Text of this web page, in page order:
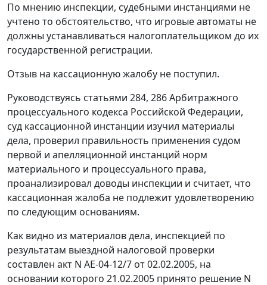
По мнению инспекции, судебными инстанциями не
учтено то обстоятельство, что игровые автоматы не
должны устанавливаться налогоплательщиком до их
государственной регистрации.
Отзыв на кассационную жалобу не поступил.
Руководствуясь статьями 284, 286Арбитражного
процессуального кодекса Российской Федерации,
суд кассационной инстанции изучил материалы
дела, проверил правильность применения судом
первой и апелляционной инстанций норм
материального и процессуального права,
проанализировал доводы инспекции и считает, что
кассационная жалоба не подлежит удовлетворению
по следующим основаниям.
Как видно из материалов дела, инспекцией по
результатам выездной налоговой проверки
составлен акт N АЕ-04-12/7 от 02.02.2005, на
основании которого 21.02.2005 принято решение N